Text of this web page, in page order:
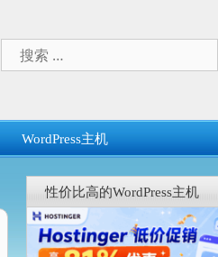
索：
WordPress主机
性价比高的WordPress主机